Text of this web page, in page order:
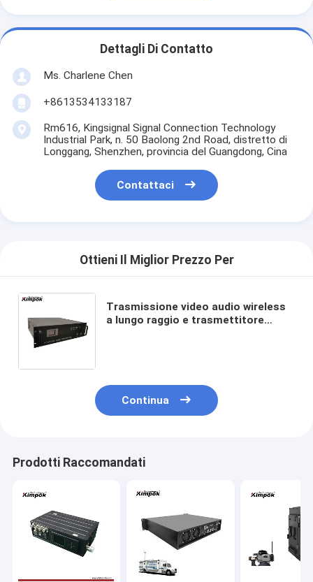
Dettagli Di Contatto
Ms. Charlene Chen
+8613534133187
Rm616, Kingsignal Signal Connection Technology
Industrial Park, n. 50 Baolong 2nd Road, distretto di
Longgang, Shenzhen, provincia del Guangdong, Cina
Contattaci
Ottieni Il Miglior Prezzo Per
Trasmissione video audio wireless
a lungo raggio e trasmettitore
Continua
Prodotti Raccomandati